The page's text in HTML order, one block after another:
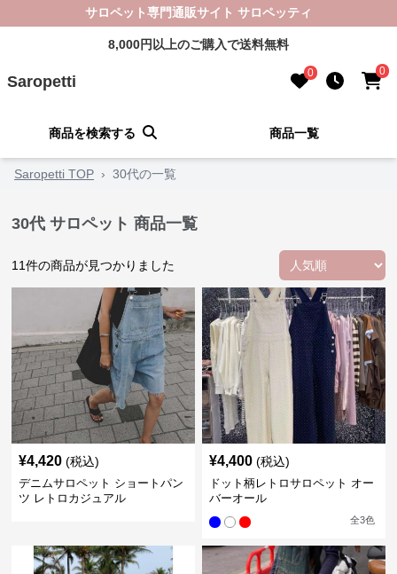
サロペット専門通販サイト サロペッティ
8,000円以上のご購入で送料無料
Saropetti 0 0
商品を検索する 商品一覧
Saropetti TOP › 30代の一覧
30代 サロペット 商品一覧
11件の商品が見つかりました
¥4,420 (税込)
デニムサロペット ショートパン
ツ レトロカジュアル
¥4,400 (税込)
ドット柄レトロサロペット オー
バーオール
全3色